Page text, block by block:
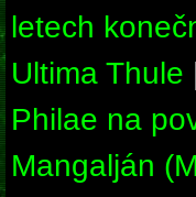
letech
Ultima Thule
Philae na
Mangalján